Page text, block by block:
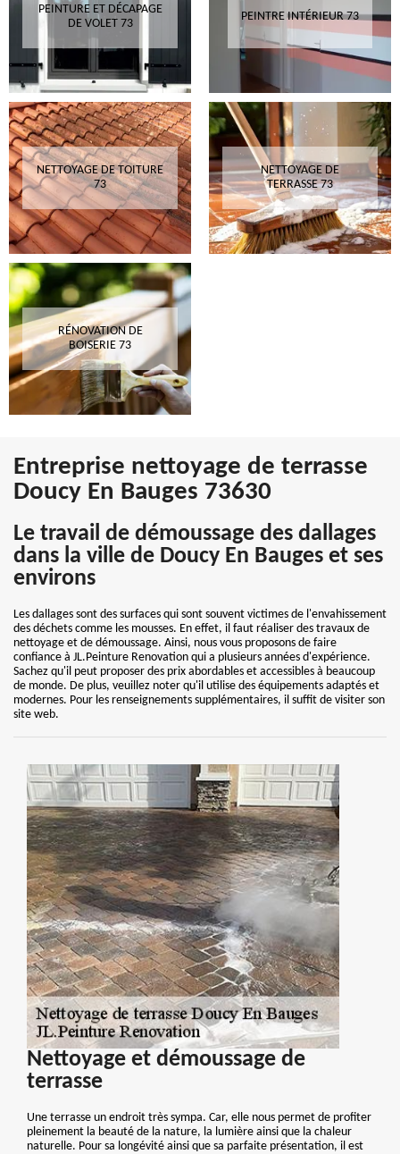
PEINTURE ET DÉCAPAGE
DE VOLET 73
PEINTRE INTÉRIEUR 73
NETTOYAGE DE TOITURE
73
NETTOYAGE DE
TERRASSE 73
RÉNOVATION DE
BOISERIE 73
Entreprise nettoyage de terrasse
Doucy En Bauges 73630
Le travail de démoussage des dallages
dans la ville de Doucy En Bauges et ses
environs
Les dallages sont des surfaces qui sont souvent victimes de l'envahissement
des déchets comme les mousses. En effet, il faut réaliser des travaux de
nettoyage et de démoussage. Ainsi, nous vous proposons de faire
confiance à JL.Peinture Renovation qui a plusieurs années d'expérience.
Sachez qu'il peut proposer des prix abordables et accessibles à beaucoup
de monde. De plus, veuillez noter qu'il utilise des équipements adaptés et
modernes. Pour les renseignements supplémentaires, il suffit de visiter son
site web.
Nettoyage et démoussage de
terrasse
Une terrasse un endroit très sympa. Car, elle nous permet de profiter
pleinement la beauté de la nature, la lumière ainsi que la chaleur
naturelle. Pour sa longévité ainsi que sa parfaite présentation, il est